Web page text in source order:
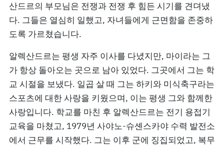
산드르의 부모님은 전쟁과 전쟁 후 힘든 시기를 견뎌냈
다. 그들은 열심히 일했고, 자녀들에게 근면함을 존중하
도록 가르쳤습니다.
알렉산드르는 평생 자주 이사를 다녔지만, 마이라는 그
가 항상 돌아오는 곳으로 남아 있었다. 그곳에서 그는 학
교 시절을 보냈다. 일곱 살 때 그는 하키와 미식축구라는
스포츠에 대한 사랑을 키웠으며, 이는 평생 그와 함께한
사랑입니다. 학교를 마친 후 알렉산드르는 전기 용접기
교육을 마쳤고, 1979년 사야노-슈셴스카야 수력 발전소
에서 근무를 시작했다. 그는 이후 군에 징집되었고, 복무